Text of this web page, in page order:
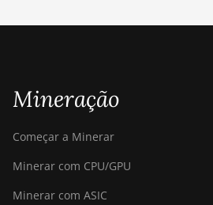
Canaan Avalon A15XP-206T
Canaan Avalon A16 (282Th)
Canaan Avalon A16XP (300Th)
Canaan Avalon Made A1346
Mineração
Começar a Minerar
Minerar com CPU/GPU
Minerar com ASIC